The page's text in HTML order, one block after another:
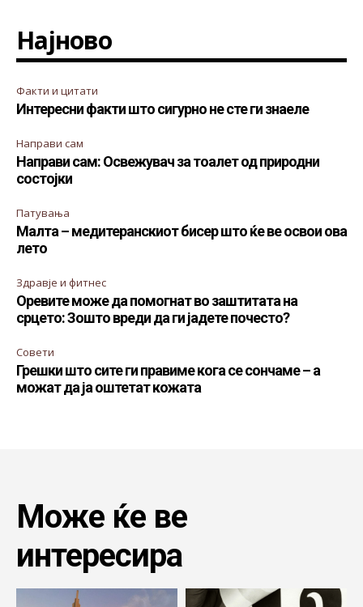
Најново
Факти и цитати
Интересни факти што сигурно не сте ги знаеле
Направи сам
Направи сам: Освежувач за тоалет од природни
состојки
Патувања
Малта – медитеранскиот бисер што ќе ве освои ова
лето
Здравје и фитнес
Оревите може да помогнат во заштитата на
срцето: Зошто вреди да ги јадете почесто?
Совети
Грешки што сите ги правиме кога се сончаме – а
можат да ја оштетат кожата
Може ќе ве
интересира